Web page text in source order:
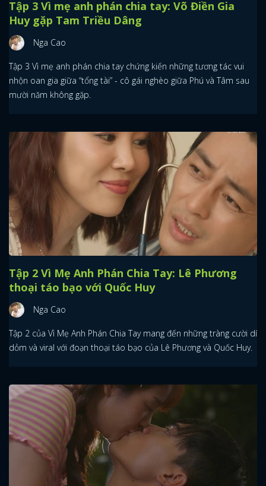
FACEBOOK
Tập 3 Vì mẹ anh phán chia tay: Võ Điền Gia
Huy gặp Tam Triều Dâng
Nga Cao
Tập 3 Vì mẹ anh phán chia tay chứng kiến những tương tác vui
nhộn oan gia giữa “tổng tài” - cô gái nghèo giữa Phú và Tâm sau
mười năm không gặp.
Tập 2 Vì Mẹ Anh Phán Chia Tay: Lê Phương
thoại táo bạo với Quốc Huy
Nga Cao
Tập 2 của Vì Mẹ Anh Phán Chia Tay mang đến những tràng cười dí
dỏm và viral với đoạn thoại táo bạo của Lê Phương và Quốc Huy.